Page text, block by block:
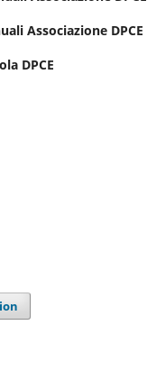
Associazione DPCE
DPCE